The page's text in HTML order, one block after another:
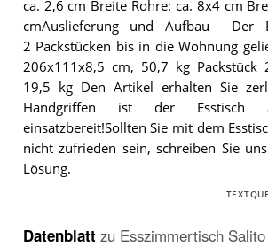
ca. 2,6 cm Breite Rohre: ca. 8x4 cm
cmAuslieferung und Aufbau Der
2 Packstücken bis in die Wohnung
206x111x8,5 cm, 50,7 kg Packstück
19,5 kg Den Artikel erhalten Sie
Handgriffen ist der Esstisch
einsatzbereit!Sollten Sie mit dem
nicht zufrieden sein, schreiben Sie
Lösung.
Datenblatt zu Esszimmertisch